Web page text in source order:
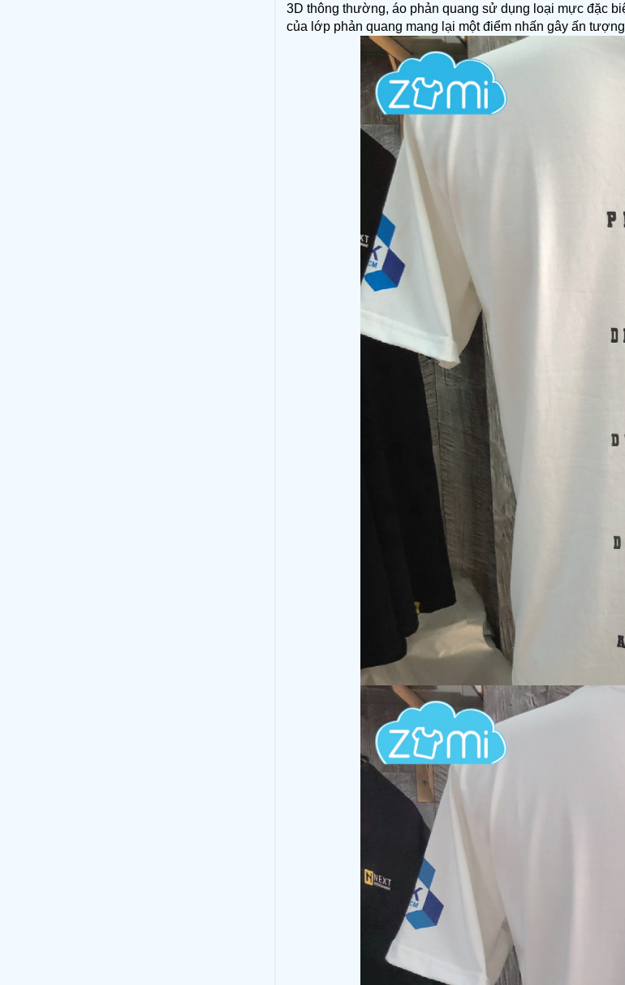
3D thông thường, áo phản quang sử dụng loại mực đặc
của lớp phản quang mang lại một điểm nhấn gây ấn